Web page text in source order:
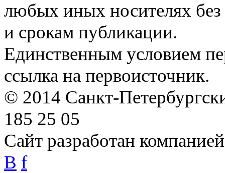
любых иных носителях
и срокам публикации.
Единственным условием
ссылка на первоисточник.
© 2014 Санкт-
185 25 05
Сайт разработан
B f